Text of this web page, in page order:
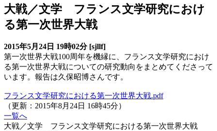
大戦／文学 フランス文学研究におけ
る第一次世界大戦
2015年5月24日 19時02分 [sjllf]
第一次世界大戦100周年を機縁に、フランス文学研究におけ
る第一次世界大戦についての研究動向をまとめてくださって
います。報告は久保昭博さんです。
フランス文学研究における第一次世界大戦.pdf
（更新：2015年8月24日 16時45分）
一覧へ
大戦／文学 フランス文学研究における第一次世界大戦